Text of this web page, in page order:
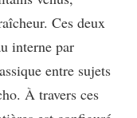
Ces deux
interne par
entre sujets
À travers ces